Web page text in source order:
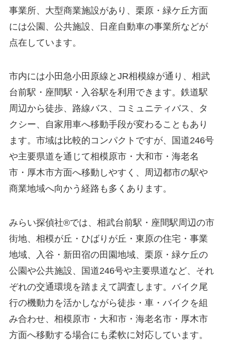
事業所、大型商業施設があり、栗原・緑ケ丘方面
には公園、公共施設、日産自動車の事業所などが
点在しています。
市内には小田急小田原線とJR相模線が通り、相武
台前駅・座間駅・入谷駅を利用できます。鉄道駅
周辺から徒歩、路線バス、コミュニティバス、タ
クシー、自家用車へ移動手段が変わることもあり
ます。市域は比較的コンパクトですが、国道246号
や主要県道を通じて相模原市・大和市・海老名
市・厚木市方面へ移動しやすく、周辺都市の駅や
商業地域へ向かう経路も多くあります。
みらい探偵社®︎では、相武台前駅・座間駅周辺の市
街地、相模が丘・ひばりが丘・東原の住宅・事業
地域、入谷・新田宿の田園地域、栗原・緑ケ丘の
公園や公共施設、国道246号や主要県道など、それ
ぞれの交通環境を踏まえて調査します。バイク尾
行の機動力を活かしながら徒歩・車・バイクを組
み合わせ、相模原市・大和市・海老名市・厚木市
方面へ移動する場合にも柔軟に対応しています。